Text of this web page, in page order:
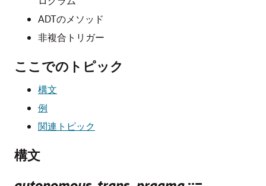
ADTのメソッド
非複合トリガー
ここでのトピック
構文
例
関連トピック
構文